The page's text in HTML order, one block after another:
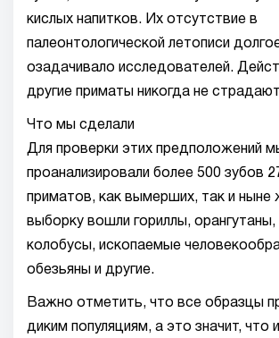
кислых напитков. Их отсутствие в
палеонтологической летописи
озадачивало исследователей.
другие приматы никогда не
Что мы сделали
Для проверки этих предположений
проанализировали более 500 зубов
приматов, как вымерших, так и ныне
выборку вошли гориллы, орангутаны,
колобусы, ископаемые
обезьяны и другие.
Важно отметить, что все образцы
диким популяциям, а это значит, что